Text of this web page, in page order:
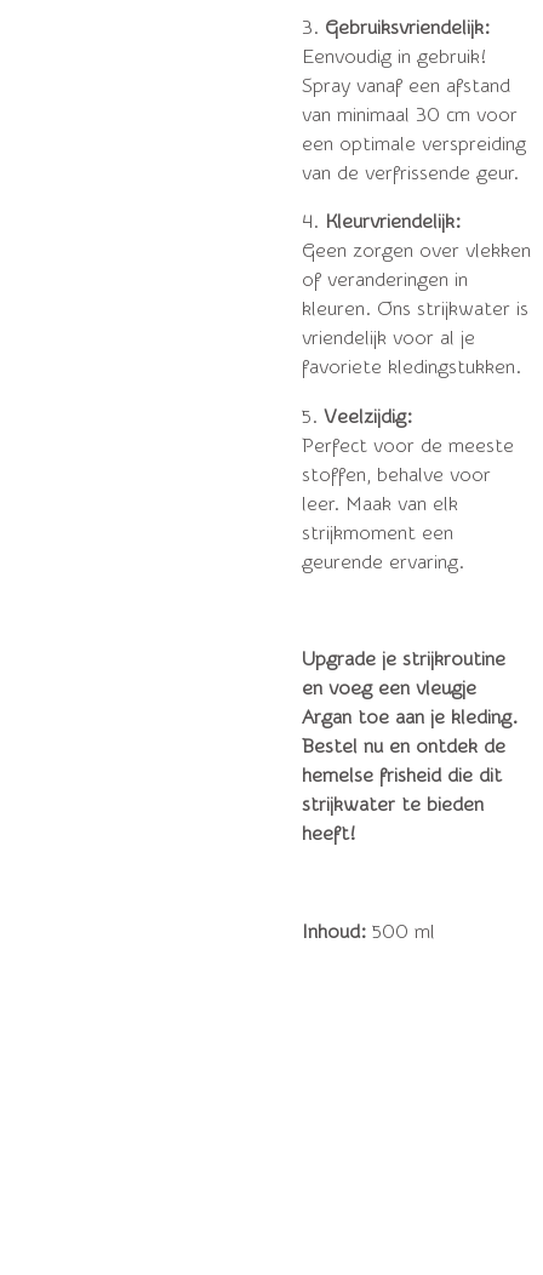
3. Gebruiksvriendelijk:
Eenvoudig in gebruik!
Spray vanaf een afstand
van minimaal 30 cm voor
een optimale verspreiding
van de verfrissende geur.
4. Kleurvriendelijk:
Geen zorgen over vlekken
of veranderingen in
kleuren. Ons strijkwater is
vriendelijk voor al je
favoriete kledingstukken.
5. Veelzijdig:
Perfect voor de meeste
stoffen, behalve voor
leer. Maak van elk
strijkmoment een
geurende ervaring.
Upgrade je strijkroutine
en voeg een vleugje
Argan toe aan je kleding.
Bestel nu en ontdek de
hemelse frisheid die dit
strijkwater te bieden
heeft!
Inhoud: 500 ml